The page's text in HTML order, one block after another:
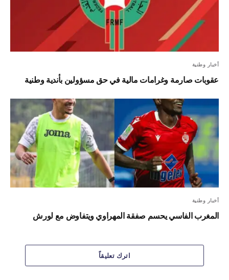
أخبار وطنية
عقوبات صارمة وغرامات مالية في حق مسؤولين بأندية وطنية
أخبار وطنية
المغرب الفاسي يحسم صفقة المهراوي ويتفاوض مع لورش
اترك تعليقاً